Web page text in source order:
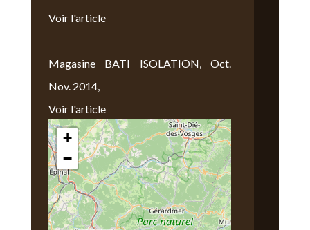
Voir l'article
Magasine BATI ISOLATION, Oct.
Nov. 2014,
Voir l'article
Nous Trouver
+
−